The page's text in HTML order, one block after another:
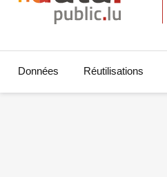
Données Réutilisations